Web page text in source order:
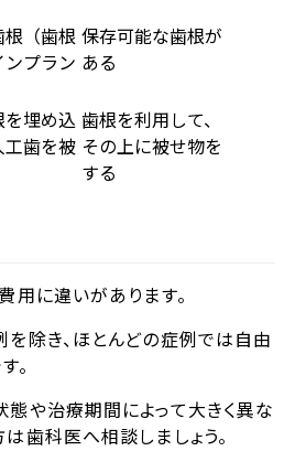
（歯根
プラン
保存可能な歯根が
ある
埋め込
歯を被
歯根を利用して、
その上に被せ物を
する
用に違いがあります。
除き、ほとんどの症例では自由
。
態や治療期間によって大きく異な
歯科医へ相談しましょう。